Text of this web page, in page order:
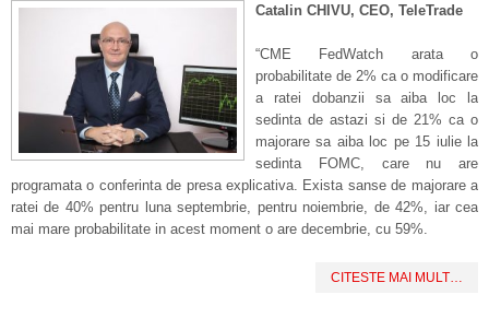
Catalin CHIVU, CEO, TeleTrade
“CME FedWatch arata o
probabilitate de 2% ca o modificare
a ratei dobanzii sa aiba loc la
sedinta de astazi si de 21% ca o
majorare sa aiba loc pe 15 iulie la
sedinta FOMC, care nu are
programata o conferinta de presa explicativa. Exista sanse de majorare a
ratei de 40% pentru luna septembrie, pentru noiembrie, de 42%, iar cea
mai mare probabilitate in acest moment o are decembrie, cu 59%.
CITESTE MAI MULT…